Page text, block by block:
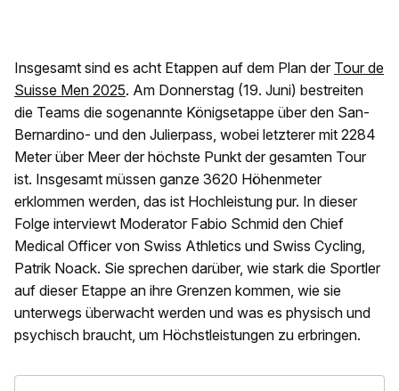
Insgesamt sind es acht Etappen auf dem Plan der Tour de
Suisse Men 2025. Am Donnerstag (19. Juni) bestreiten
die Teams die sogenannte Königsetappe über den San-
Bernardino- und den Julierpass, wobei letzterer mit 2284
Meter über Meer der höchste Punkt der gesamten Tour
ist. Insgesamt müssen ganze 3620 Höhenmeter
erklommen werden, das ist Hochleistung pur. In dieser
Folge interviewt Moderator Fabio Schmid den Chief
Medical Officer von Swiss Athletics und Swiss Cycling,
Patrik Noack. Sie sprechen darüber, wie stark die Sportler
auf dieser Etappe an ihre Grenzen kommen, wie sie
unterwegs überwacht werden und was es physisch und
psychisch braucht, um Höchstleistungen zu erbringen.